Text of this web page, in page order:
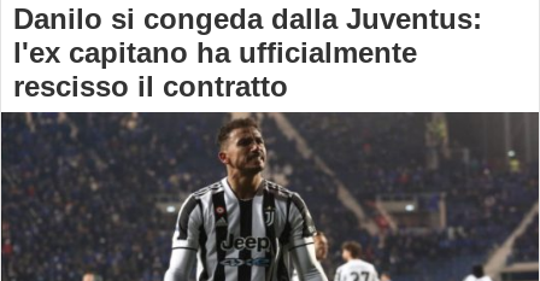
Danilo si congeda dalla Juventus:
l'ex capitano ha ufficialmente
rescisso il contratto